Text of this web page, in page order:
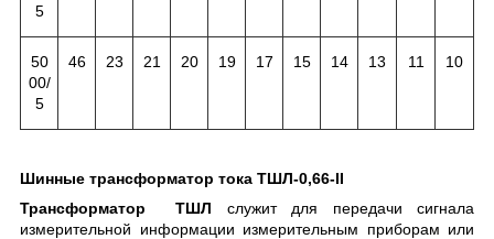
5
50
00/
5
46 23 21 20 19 17 15 14 13 11 10
Шинные трансформатор тока ТШЛ-0,66-II
Трансформатор ТШЛ служит для передачи сигнала
измерительной информации измерительным приборам или